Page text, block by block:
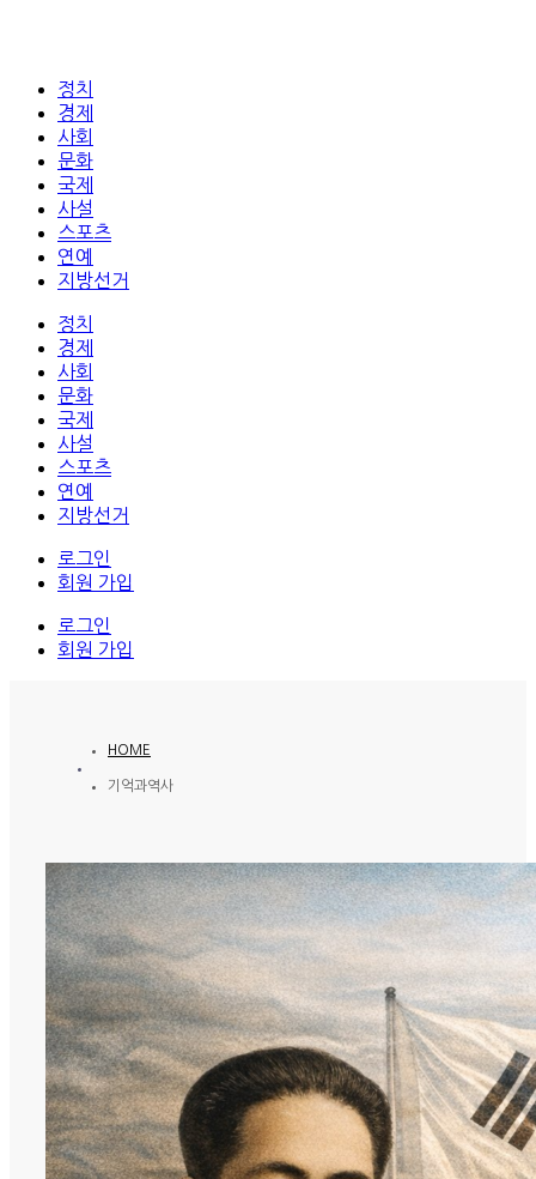
정치
경제
사회
문화
국제
사설
스포츠
연예
지방선거
정치
경제
사회
문화
국제
사설
스포츠
연예
지방선거
로그인
회원 가입
로그인
회원 가입
HOME
기억과역사